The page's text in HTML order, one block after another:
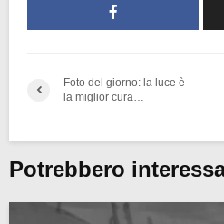
Foto del giorno: la luce è
la miglior cura…
Potrebbero